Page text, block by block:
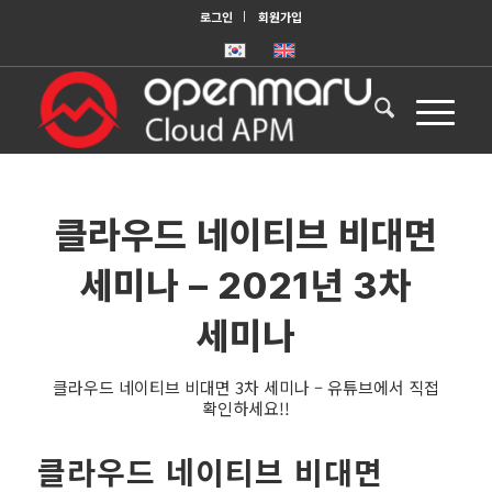
로그인 회원가입
클라우드 네이티브 비대면
세미나 – 2021년 3차
세미나
클라우드 네이티브 비대면 3차 세미나 – 유튜브에서 직접
확인하세요!!
클라우드 네이티브 비대면